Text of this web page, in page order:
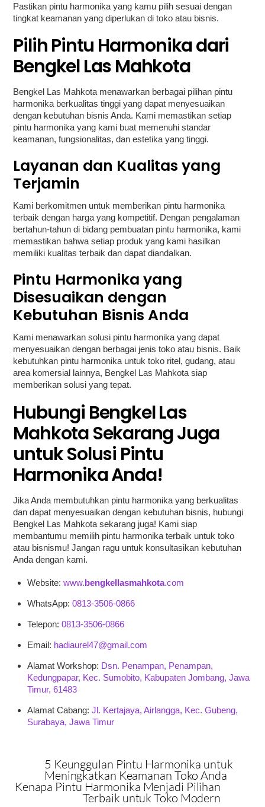
Pastikan pintu harmonika yang kamu pilih sesuai dengan
tingkat keamanan yang diperlukan di toko atau bisnis.
Pilih Pintu Harmonika dari
Bengkel Las Mahkota
Bengkel Las Mahkota menawarkan berbagai pilihan pintu
harmonika berkualitas tinggi yang dapat menyesuaikan
dengan kebutuhan bisnis Anda. Kami memastikan setiap
pintu harmonika yang kami buat memenuhi standar
keamanan, fungsionalitas, dan estetika yang tinggi.
Layanan dan Kualitas yang
Terjamin
Kami berkomitmen untuk memberikan pintu harmonika
terbaik dengan harga yang kompetitif. Dengan pengalaman
bertahun-tahun di bidang pembuatan pintu harmonika, kami
memastikan bahwa setiap produk yang kami hasilkan
memiliki kualitas terbaik dan dapat diandalkan.
Pintu Harmonika yang
Disesuaikan dengan
Kebutuhan Bisnis Anda
Kami menawarkan solusi pintu harmonika yang dapat
menyesuaikan dengan berbagai jenis toko atau bisnis. Baik
kebutuhkan pintu harmonika untuk toko ritel, gudang, atau
area komersial lainnya, Bengkel Las Mahkota siap
memberikan solusi yang tepat.
Hubungi Bengkel Las
Mahkota Sekarang Juga
untuk Solusi Pintu
Harmonika Anda!
Jika Anda membutuhkan pintu harmonika yang berkualitas
dan dapat menyesuaikan dengan kebutuhan bisnis, hubungi
Bengkel Las Mahkota sekarang juga! Kami siap
membantumu memilih pintu harmonika terbaik untuk toko
atau bisnismu! Jangan ragu untuk konsultasikan kebutuhan
Anda dengan kami.
Website:www.bengkellasmahkota.com
WhatsApp:0813-3506-0866
Telepon:0813-3506-0866
Email: hadiaurel47@gmail.com
Alamat Workshop: Dsn. Penampan, Penampan,
Kedungpapar, Kec. Sumobito, Kabupaten Jombang, Jawa
Timur, 61483
Alamat Cabang:Jl. Kertajaya, Airlangga, Kec. Gubeng,
Surabaya, Jawa Timur
5 Keunggulan Pintu Harmonika untuk
Meningkatkan Keamanan Toko Anda
Kenapa Pintu Harmonika Menjadi Pilihan
Terbaik untuk Toko Modern